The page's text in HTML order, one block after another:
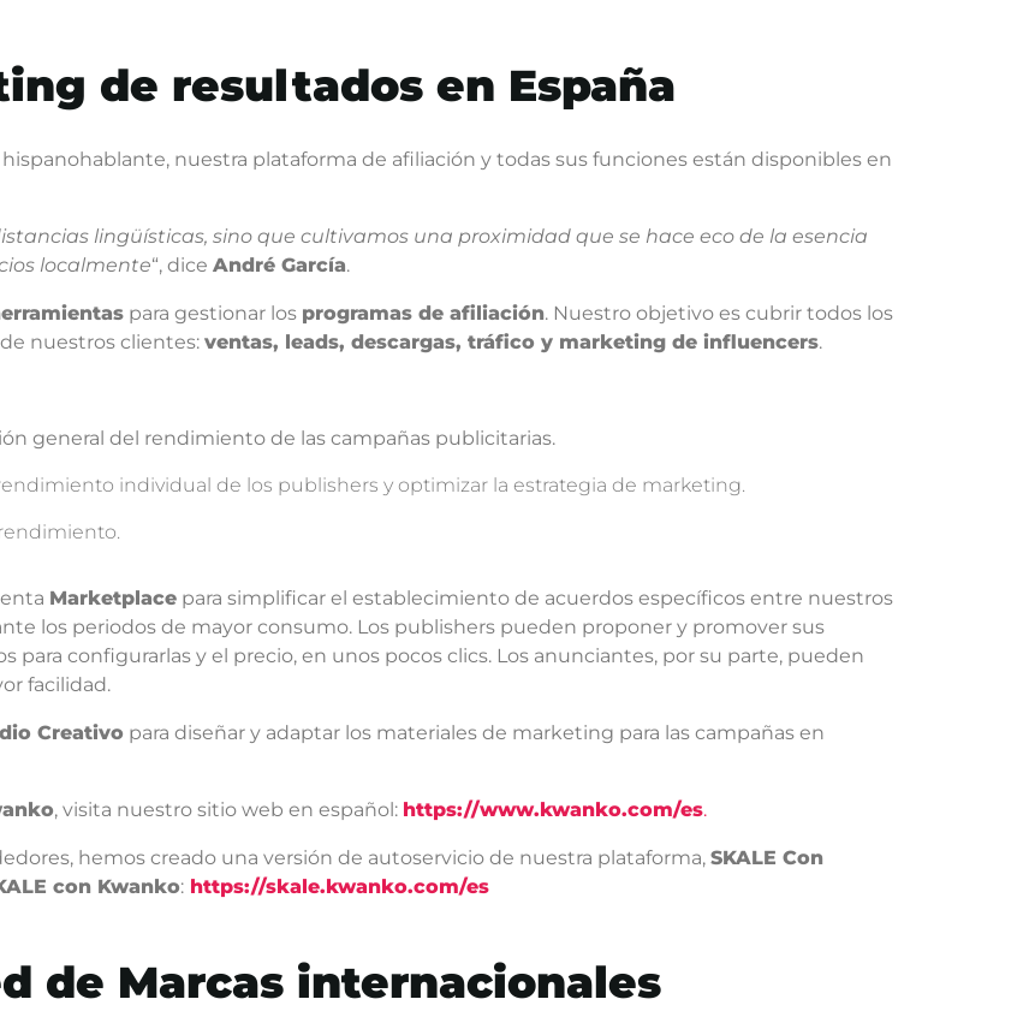
de resultados en España
nuestra plataforma de afiliación y todas sus funciones están disponibles en
lingüísticas, sino que cultivamos una proximidad que se hace eco de la esencia
localmente“, dice André García.
para gestionar los programas de afiliación. Nuestro objetivo es cubrir todos los
nuestros clientes: ventas, leads, descargas, tráfico y marketing de influencers.
general del rendimiento de las campañas publicitarias.
individual de los publishers y optimizar la estrategia de marketing.
Marketplace para simplificar el establecimiento de acuerdos específicos entre nuestros
los periodos de mayor consumo. Los publishers pueden proponer y promover sus
configurarlas y el precio, en unos pocos clics. Los anunciantes, por su parte, pueden
facilidad.
Creativo para diseñar y adaptar los materiales de marketing para las campañas en
, visita nuestro sitio web en español: https://www.kwanko.com/es.
hemos creado una versión de autoservicio de nuestra plataforma, SKALE Con
con Kwanko: https://skale.kwanko.com/es
de Marcas internacionales